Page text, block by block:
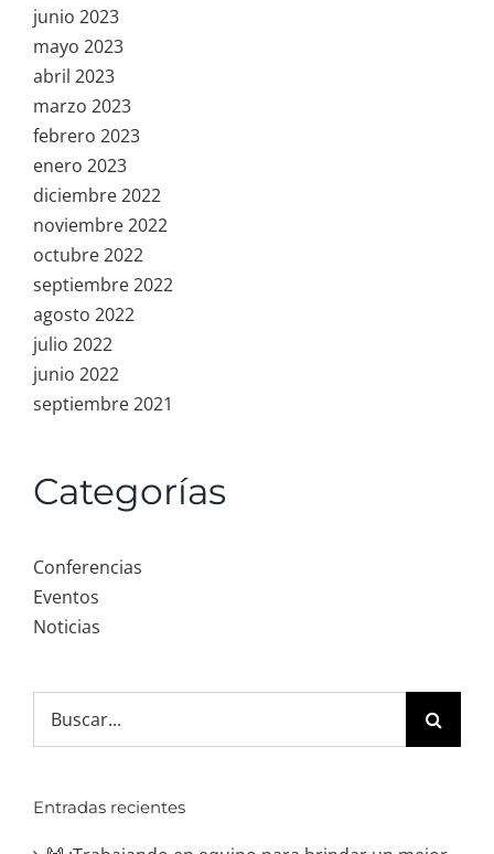
junio 2023
mayo 2023
abril 2023
marzo 2023
febrero 2023
enero 2023
diciembre 2022
noviembre 2022
octubre 2022
septiembre 2022
agosto 2022
julio 2022
junio 2022
septiembre 2021
Categorías
Conferencias
Eventos
Noticias
Entradas recientes